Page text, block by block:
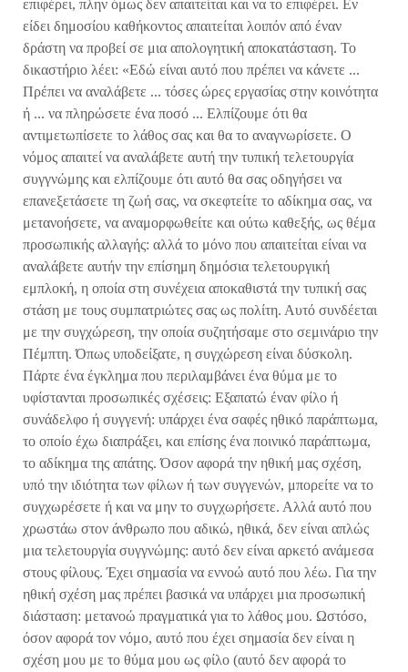
επιφέρει, πλην όμως δεν απαιτείται και να το επιφέρει. Εν
είδει δημοσίου καθήκοντος απαιτείται λοιπόν από έναν
δράστη να προβεί σε μια απολογητική αποκατάσταση. Το
δικαστήριο λέει: «Εδώ είναι αυτό που πρέπει να κάνετε ...
Πρέπει να αναλάβετε ... τόσες ώρες εργασίας στην κοινότητα
ή ... να πληρώσετε ένα ποσό ... Ελπίζουμε ότι θα
αντιμετωπίσετε το λάθος σας και θα το αναγνωρίσετε. Ο
νόμος απαιτεί να αναλάβετε αυτή την τυπική τελετουργία
συγγνώμης και ελπίζουμε ότι αυτό θα σας οδηγήσει να
επανεξετάσετε τη ζωή σας, να σκεφτείτε το αδίκημα σας, να
μετανοήσετε, να αναμορφωθείτε και ούτω καθεξής, ως θέμα
προσωπικής αλλαγής: αλλά το μόνο που απαιτείται είναι να
αναλάβετε αυτήν την επίσημη δημόσια τελετουργική
εμπλοκή, η οποία στη συνέχεια αποκαθιστά την τυπική σας
στάση με τους συμπατριώτες σας ως πολίτη. Αυτό συνδέεται
με την συγχώρεση, την οποία συζητήσαμε στο σεμινάριο την
Πέμπτη. Όπως υποδείξατε, η συγχώρεση είναι δύσκολη.
Πάρτε ένα έγκλημα που περιλαμβάνει ένα θύμα με το
υφίστανται προσωπικές σχέσεις: Εξαπατώ έναν φίλο ή
συνάδελφο ή συγγενή: υπάρχει ένα σαφές ηθικό παράπτωμα,
το οποίο έχω διαπράξει, και επίσης ένα ποινικό παράπτωμα,
το αδίκημα της απάτης. Όσον αφορά την ηθική μας σχέση,
υπό την ιδιότητα των φίλων ή των συγγενών, μπορείτε να το
συγχωρέσετε ή και να μην το συγχωρήσετε. Αλλά αυτό που
χρωστάω στον άνθρωπο που αδικώ, ηθικά, δεν είναι απλώς
μια τελετουργία συγγνώμης: αυτό δεν είναι αρκετό ανάμεσα
στους φίλους. Έχει σημασία να εννοώ αυτό που λέω. Για την
ηθική σχέση μας πρέπει βασικά να υπάρχει μια προσωπική
διάσταση: μετανοώ πραγματικά για το λάθος μου. Ωστόσο,
όσον αφορά τον νόμο, αυτό που έχει σημασία δεν είναι η
σχέση μου με το θύμα μου ως φίλο (αυτό δεν αφορά το